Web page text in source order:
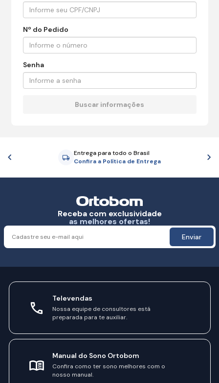
Nº do Pedido
Senha
Entrega para todo o Brasil
Confira a Política de Entrega
Anterior
Receba com exclusividade
as melhores ofertas!
Enviar
Televendas
Nossa equipe de consultores está
preparada para te auxiliar.
Manual do Sono Ortobom
Confira como ter sono melhores com o
nosso manual.